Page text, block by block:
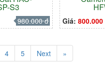
S3
980.000 đ Giá:
4 5 Next »